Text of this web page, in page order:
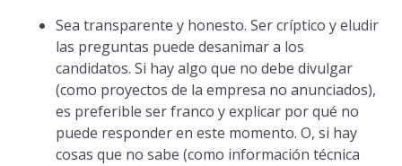
Sea transparente y honesto. Ser críptico y eludir
las preguntas puede desanimar a los
candidatos. Si hay algo que no debe divulgar
(como proyectos de la empresa no anunciados),
es preferible ser franco y explicar por qué no
puede responder en este momento. O, si hay
cosas que no sabe (como información técnica